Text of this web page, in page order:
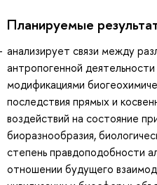
Планируемые
анализирует связи между
антропогенной
модификациями
последствия прямых и
воздействий на состояние
биоразнообразия,
степень правдоподобности
отношении будущего